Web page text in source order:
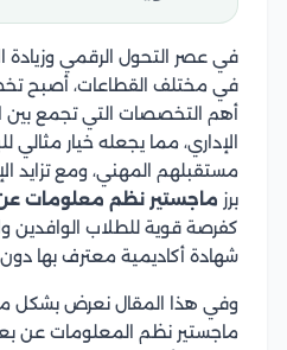
في عصر التحول الرقمي وزيادة
في مختلف القطاعات، أصبح
أهم التخصصات التي تجمع بين
الإداري، مما يجعله خيار مثالي
مستقبلهم المهني، ومع تزايد
برز ماجستير نظم معلومات
كفرصة قوية للطلاب
شهادة أكاديمية معترف بها دون
وفي هذا المقال نعرض
ماجستير نظم المعلومات عن